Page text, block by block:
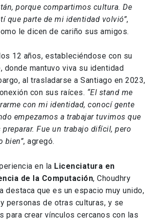
porque compartimos cultura. De
que parte de mi identidad volvió”,
le dicen de cariño sus amigos.
12 años, estableciéndose con su
donde mantuvo viva su identidad
al trasladarse a Santiago en 2023,
con sus raíces. “El stand me
con mi identidad, conocí gente
empezamos a trabajar tuvimos que
Fue un trabajo difícil, pero
bien”, agregó.
en la Licenciatura en
de la Computación, Choudhry
destaca que es un espacio muy unido,
personas de otras culturas, y se
para crear vínculos cercanos con las